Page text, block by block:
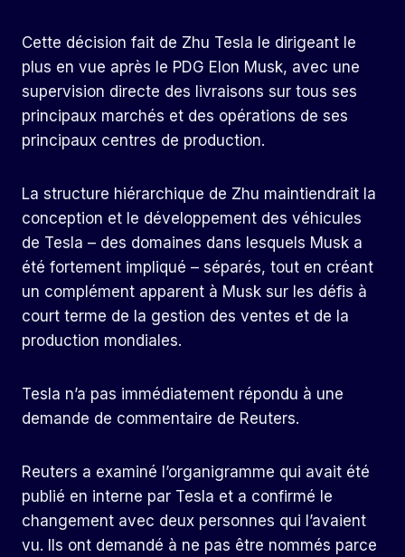
Cette décision fait de Zhu Tesla le dirigeant le
plus en vue après le PDG Elon Musk, avec une
supervision directe des livraisons sur tous ses
principaux marchés et des opérations de ses
principaux centres de production.
La structure hiérarchique de Zhu maintiendrait la
conception et le développement des véhicules
de Tesla – des domaines dans lesquels Musk a
été fortement impliqué – séparés, tout en créant
un complément apparent à Musk sur les défis à
court terme de la gestion des ventes et de la
production mondiales.
Tesla n’a pas immédiatement répondu à une
demande de commentaire de Reuters.
Reuters a examiné l’organigramme qui avait été
publié en interne par Tesla et a confirmé le
changement avec deux personnes qui l’avaient
vu. Ils ont demandé à ne pas être nommés parce